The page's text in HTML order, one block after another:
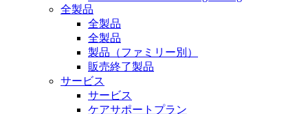
全製品
全製品
全製品
製品（ファミリー別）
販売終了製品
サービス
サービス
ケアサポートプラン